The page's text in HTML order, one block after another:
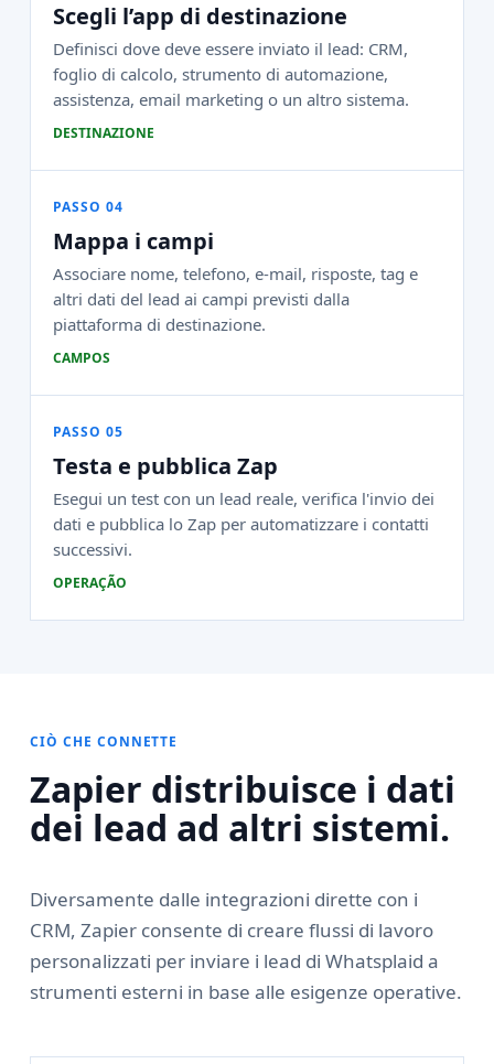
Scegli l’app di destinazione
Definisci dove deve essere inviato il lead: CRM,
foglio di calcolo, strumento di automazione,
assistenza, email marketing o un altro sistema.
DESTINAZIONE
PASSO 04
Mappa i campi
Associare nome, telefono, e‑mail, risposte, tag e
altri dati del lead ai campi previsti dalla
piattaforma di destinazione.
CAMPOS
PASSO 05
Testa e pubblica Zap
Esegui un test con un lead reale, verifica l'invio dei
dati e pubblica lo Zap per automatizzare i contatti
successivi.
OPERAÇÃO
CIÒ CHE CONNETTE
Zapier distribuisce i dati
dei lead ad altri sistemi.
Diversamente dalle integrazioni dirette con i
CRM, Zapier consente di creare flussi di lavoro
personalizzati per inviare i lead di Whatsplaid a
strumenti esterni in base alle esigenze operative.